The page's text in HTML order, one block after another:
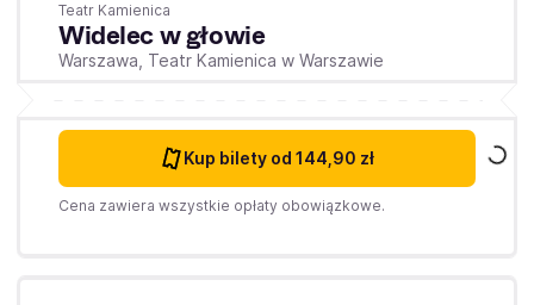
Teatr Kamienica
Widelec w głowie
Warszawa, Teatr Kamienica w Warszawie
Kup bilety od 144,90 zł
Cena zawiera wszystkie opłaty obowiązkowe.